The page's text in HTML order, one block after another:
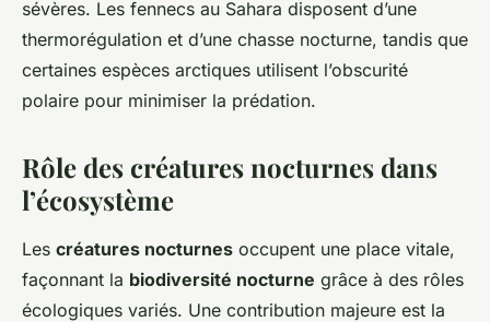
sévères. Les fennecs au Sahara disposent d’une
thermorégulation et d’une chasse nocturne, tandis que
certaines espèces arctiques utilisent l’obscurité
polaire pour minimiser la prédation.
Rôle des créatures nocturnes dans
l’écosystème
Les créatures nocturnes occupent une place vitale,
façonnant la biodiversité nocturne grâce à des rôles
écologiques variés. Une contribution majeure est la